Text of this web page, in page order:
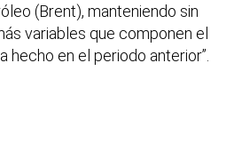
(Brent), manteniendo sin
variables que componen el
hecho en el periodo anterior”.